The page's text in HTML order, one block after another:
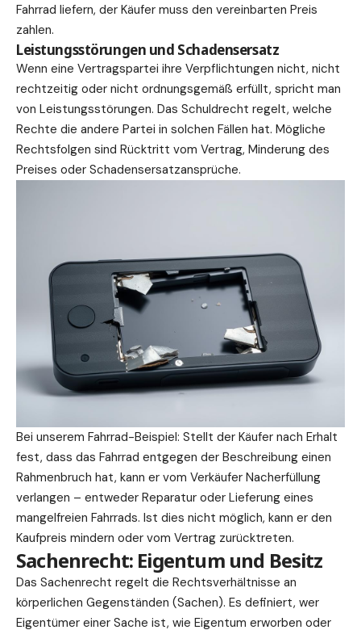
Fahrrad liefern, der Käufer muss den vereinbarten Preis
zahlen.
Leistungsstörungen und Schadensersatz
Wenn eine Vertragspartei ihre Verpflichtungen nicht, nicht
rechtzeitig oder nicht ordnungsgemäß erfüllt, spricht man
von Leistungsstörungen. Das Schuldrecht regelt, welche
Rechte die andere Partei in solchen Fällen hat. Mögliche
Rechtsfolgen sind Rücktritt vom Vertrag, Minderung des
Preises oder Schadensersatzansprüche.
Bei unserem Fahrrad-Beispiel: Stellt der Käufer nach Erhalt
fest, dass das Fahrrad entgegen der Beschreibung einen
Rahmenbruch hat, kann er vom Verkäufer Nacherfüllung
verlangen – entweder Reparatur oder Lieferung eines
mangelfreien Fahrrads. Ist dies nicht möglich, kann er den
Kaufpreis mindern oder vom Vertrag zurücktreten.
Sachenrecht: Eigentum und Besitz
Das Sachenrecht regelt die Rechtsverhältnisse an
körperlichen Gegenständen (Sachen). Es definiert, wer
Eigentümer einer Sache ist, wie Eigentum erworben oder